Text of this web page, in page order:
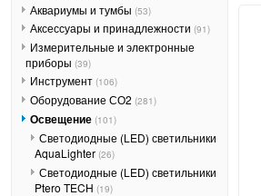
Аквариумы и тумбы (53)
Аксессуары и принадлежности (91)
Измерительные и электронные
приборы (39)
Инструмент (106)
Оборудование СО2 (281)
Освещение (101)
Светодиодные (LED) светильники
AquaLighter (26)
Светодиодные (LED) светильники
Ptero TECH (19)